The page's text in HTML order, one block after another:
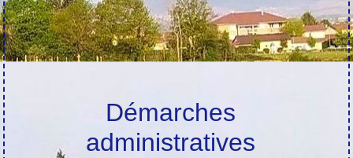
Démarches
administratives